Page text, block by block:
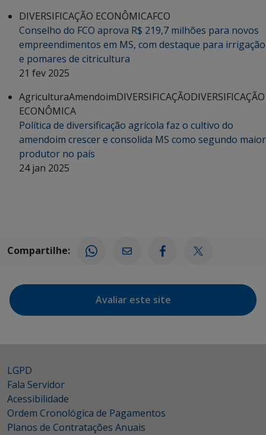
DIVERSIFICAÇÃO ECONÔMICAFCO
Conselho do FCO aprova R$ 219,7 milhões para novos
empreendimentos em MS, com destaque para irrigação
e pomares de citricultura
21 fev 2025
AgriculturaAmendoimDIVERSIFICAÇÃODIVERSIFICAÇÃO
ECONÔMICA
Política de diversificação agrícola faz o cultivo do
amendoim crescer e consolida MS como segundo maior
produtor no país
24 jan 2025
Compartilhe:
Avaliar este site
LGPD
Fala Servidor
Acessibilidade
Ordem Cronológica de Pagamentos
Planos de Contratações Anuais